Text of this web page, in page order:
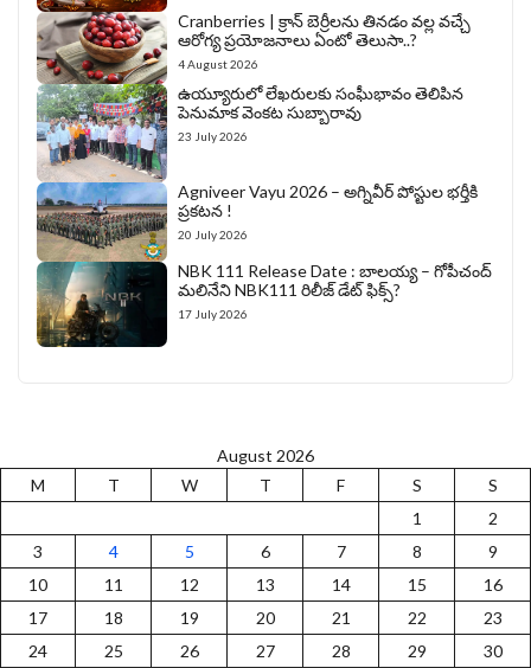
Cranberries | క్రాన్ బెర్రీల‌ను తిన‌డం వ‌ల్ల వచ్చే
ఆరోగ్య ప్రయోజనాలు ఏంటో తెలుసా..?
4 August 2026
ఉయ్యూరులో లేఖరులకు సంఘీభావం తెలిపిన
పెనుమాక వెంకట సుబ్బారావు
23 July 2026
Agniveer Vayu 2026 – అగ్నివీర్‌ పోస్టుల భర్తీకి
ప్రకటన !
20 July 2026
NBK 111 Release Date : బాలయ్య – గోపీచంద్
మలినేని NBK111 రిలీజ్ డేట్ ఫిక్స్?
17 July 2026
August 2026
M
T W T F S
S
1
2
3
4 5 6 7 8
9
10
11 12 13 14 15
16
17
18 19 20 21 22
23
24
25 26 27 28 29
30